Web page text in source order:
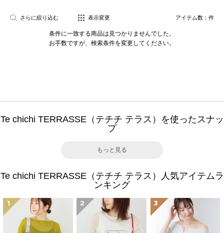
さらに絞り込む 表示変更 アイテム数： 件
条件に一致する商品は見つかりませんでした。
お手数ですが、検索条件を変更してください。
Te chichi TERRASSE（テチチ テラス）を使ったスナッ
プ
もっと見る
Te chichi TERRASSE（テチチ テラス）人気アイテムラ
ンキング
1 2 3